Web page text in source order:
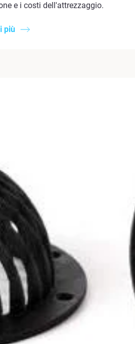
e i costi dell'attrezzaggio.
più